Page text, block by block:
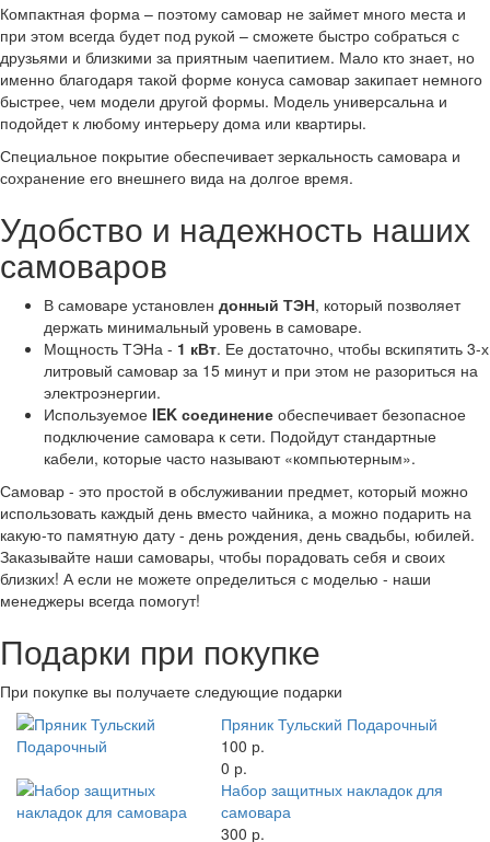
Компактная форма – поэтому самовар не займет много места и
при этом всегда будет под рукой – сможете быстро собраться с
друзьями и близкими за приятным чаепитием. Мало кто знает, но
именно благодаря такой форме конуса самовар закипает немного
быстрее, чем модели другой формы. Модель универсальна и
подойдет к любому интерьеру дома или квартиры.
Специальное покрытие обеспечивает зеркальность самовара и
сохранение его внешнего вида на долгое время.
Удобство и надежность наших
самоваров
В самоваре установлен донный ТЭН, который позволяет
держать минимальный уровень в самоваре.
Мощность ТЭНа - 1 кВт. Ее достаточно, чтобы вскипятить 3-х
литровый самовар за 15 минут и при этом не разориться на
электроэнергии.
Используемое IEK соединение обеспечивает безопасное
подключение самовара к сети. Подойдут стандартные
кабели, которые часто называют «компьютерным».
Самовар - это простой в обслуживании предмет, который можно
использовать каждый день вместо чайника, а можно подарить на
какую-то памятную дату - день рождения, день свадьбы, юбилей.
Заказывайте наши самовары, чтобы порадовать себя и своих
близких! А если не можете определиться с моделью - наши
менеджеры всегда помогут!
Подарки при покупке
При покупке вы получаете следующие подарки
Пряник Тульский Подарочный
100 р.
0 р.
Набор защитных накладок для
самовара
300 р.